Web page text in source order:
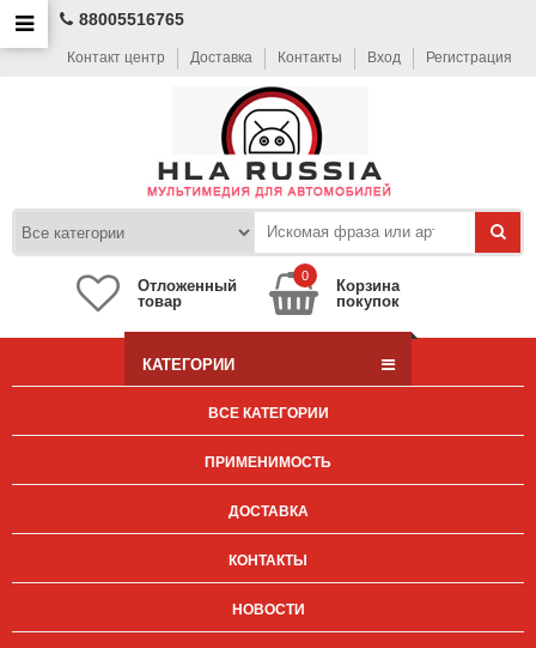
88005516765
Контакт центр Доставка Контакты Вход Регистрация
Отложенный
товар
0
Корзина
покупок
КАТЕГОРИИ
ВСЕ КАТЕГОРИИ
ПРИМЕНИМОСТЬ
ДОСТАВКА
КОНТАКТЫ
НОВОСТИ